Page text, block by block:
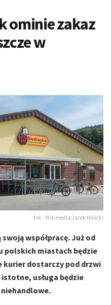
ominie zakaz
w
Fot.: Wikimedia/Jacek Halicki
współpracę. Już od
polskich miastach będzie
kurier dostarczy pod drzwi
usługa będzie